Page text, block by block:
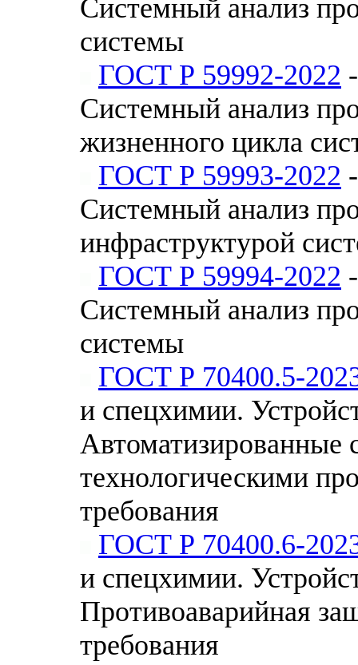
Системный анализ
системы
ГОСТ Р 59992-2022
Системный анализ
жизненного цикла
ГОСТ Р 59993-2022
Системный анализ
инфраструктурой
ГОСТ Р 59994-2022
Системный анализ
системы
ГОСТ Р 70400.5-
и спецхимии.
Автоматизированные
технологическими
требования
ГОСТ Р 70400.6-
и спецхимии.
Противоаварийная
требования